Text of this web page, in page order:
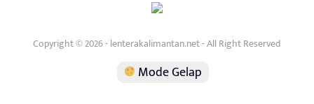
Copyright © 2026 - lenterakalimantan.net - All Right Reserved
Mode Gelap